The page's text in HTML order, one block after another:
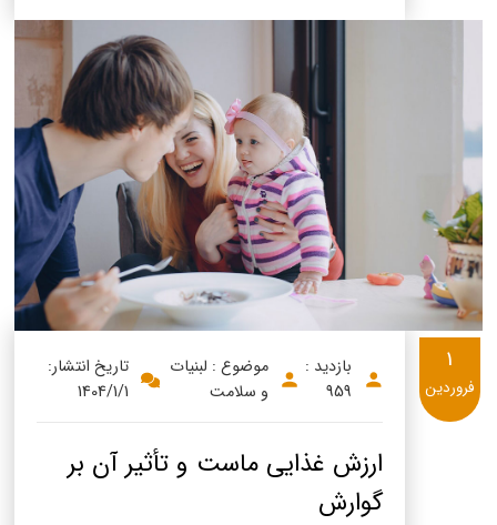
بازدید :
959
موضوع : لبنیات
و سلامت
تاریخ انتشار:
1404/1/1
ارزش غذایی ماست و تأثیر آن بر
گوارش
1
فروردین